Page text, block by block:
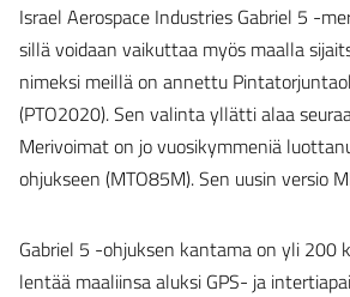
Israel Aerospace Industries Gabriel 5 -
sillä voidaan vaikuttaa myös maalla
nimeksi meillä on annettu
(PTO2020). Sen valinta yllätti alaa
Merivoimat on jo vuosikymmeniä
ohjukseen (MTO85M). Sen uusin versio
Gabriel 5 -ohjuksen kantama on yli 200
lentää maaliinsa aluksi GPS- ja